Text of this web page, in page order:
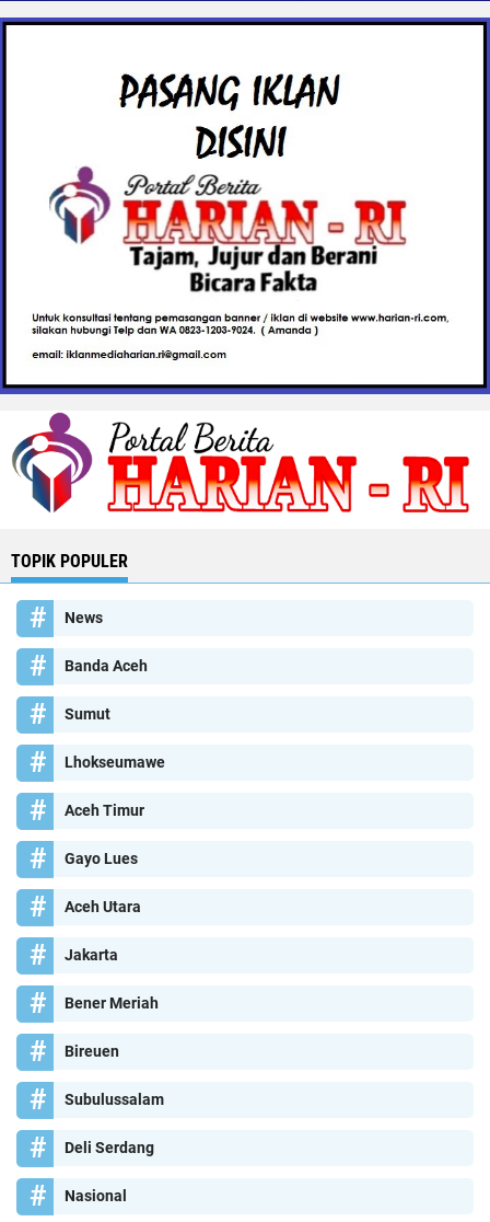
TOPIK POPULER
News
Banda Aceh
Sumut
Lhokseumawe
Aceh Timur
Gayo Lues
Aceh Utara
Jakarta
Bener Meriah
Bireuen
Subulussalam
Deli Serdang
Nasional